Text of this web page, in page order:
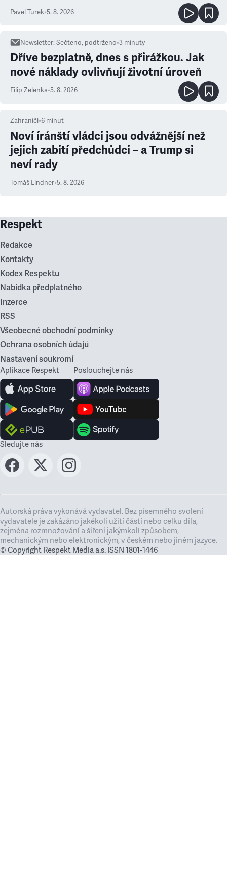
ale atmosféra
Pavel Turek•5. 8. 2026
Newsletter:Sečteno, podtrženo•3 minuty
Dříve bezplatně, dnes s přirážkou. Jak
nové náklady ovlivňují životní úroveň
Filip Zelenka•5. 8. 2026
Zahraničí•6 minut
Noví íránští vládci jsou odvážnější než
jejich zabití předchůdci – a Trump si
neví rady
Tomáš Lindner•5. 8. 2026
Respekt
Redakce
Kontakty
Kodex Respektu
Nabídka předplatného
Inzerce
RSS
Všeobecné obchodní podmínky
Ochrana osobních údajů
Nastavení soukromí
Aplikace Respekt Poslouchejte nás
Sledujte nás
Autorská práva vykonává vydavatel. Bez písemného svolení
vydavatele je zakázáno jakékoli užití částí nebo celku díla,
zejména rozmnožování a šíření jakýmkoli způsobem,
mechanickým nebo elektronickým, v českém nebo jiném jazyce.
© Copyright Respekt Media a.s. ISSN 1801-1446